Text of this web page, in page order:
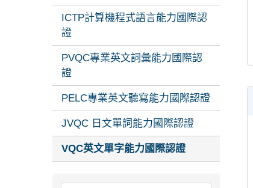
ICTP計算機程式語言能力國際認
證
PVQC專業英文詞彙能力國際認
證
PELC專業英文聽寫能力國際認證
JVQC 日文單詞能力國際認證
VQC英文單字能力國際認證